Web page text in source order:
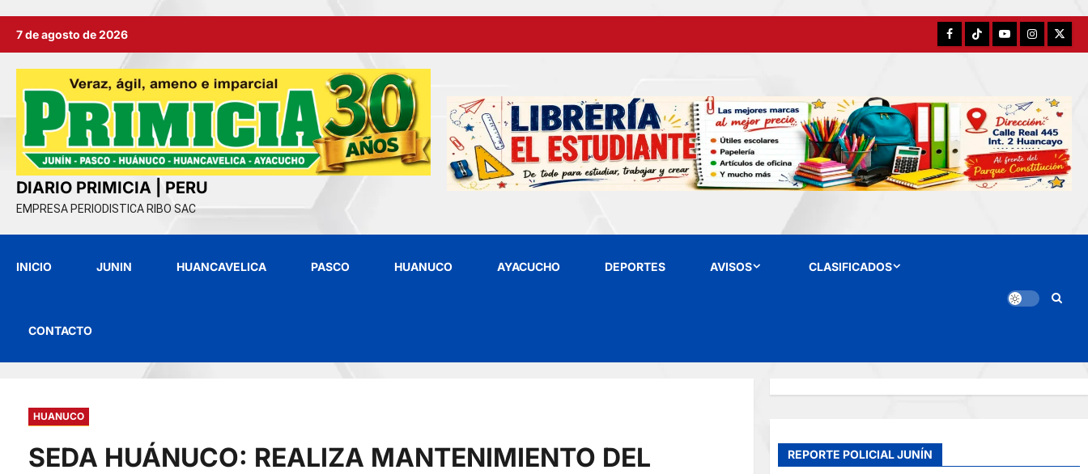
7 de agosto de 2026 FacebookTikTokYouTubeInstagram
X
DIARIO PRIMICIA | PERU
EMPRESA PERIODISTICA RIBO SAC
INICIO JUNIN HUANCAVELICA PASCO HUANUCO AYACUCHO DEPORTES AVISOS CLASIFICADOS
CONTACTO
HUANUCO
SEDA HUÁNUCO: REALIZA MANTENIMIENTO DEL
REPORTE POLICIAL JUNÍN